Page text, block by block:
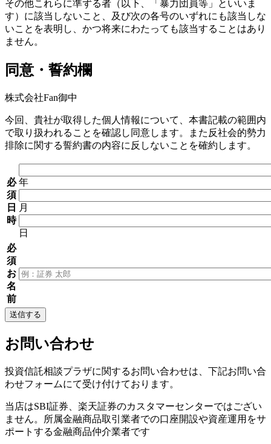
その他これらに準ずる者（以下、「暴力団員等」といいま
す）に該当しないこと、及び次の各号のいずれにも該当しな
いことを表明し、かつ将来にわたっても該当することはあり
ません。
同意・誓約欄
株式会社Fan御中
今回、貴社が取得した個人情報について、本書記載の範囲内
で取り扱われることを確認し同意します。また 反社会的勢力
排除に関する誓約書の内容に反しないことを確約します。
必
須
日
時
年
月
日
必
須
お
名
前
送信する
お問い合わせ
投資信託相談プラザに関するお問い合わせは、下記お問い合
わせフォームにて受け付けております。
当店はSBI証券、楽天証券のカスタマーセンターではござい
ません。
所属金融商品取引業者での口座開設や資産運用をサ
ポートする金融商品仲介業者です